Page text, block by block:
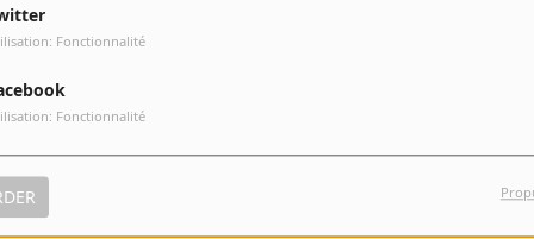
Fonctionnalité
Fonctionnalité
vous, laissez-vous emporter par l'ambiance chaleureuse
de la période des fêtes.
les auditeurs dans la célébration de cette saison
pour que chaque auditeur ressente la féerie de Noël à